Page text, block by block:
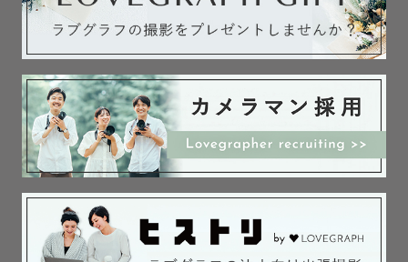
とも。
毎回下見も行いますので、当日のご案内はお任せくださ
い。
🔸カップル、フレンド
性別・年齢問わず、大切なパートナーとの撮影をしており
ます
撮影したお写真を一緒に確認したり、おしゃべりしたりし
ているうちに、